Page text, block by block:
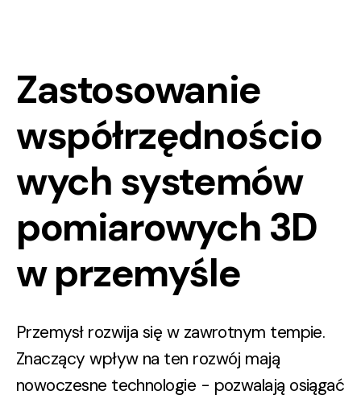
Zastosowanie
współrzędnościo
wych systemów
pomiarowych 3D
w przemyśle
Przemysł rozwija się w zawrotnym tempie.
Znaczący wpływ na ten rozwój mają
nowoczesne technologie - pozwalają osiągać